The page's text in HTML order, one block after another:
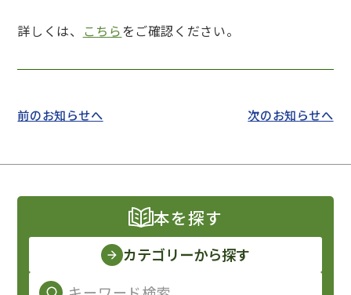
詳しくは、 こちらをご確認ください。
前のお知らせへ 次のお知らせへ
本を探す
カテゴリーから探す